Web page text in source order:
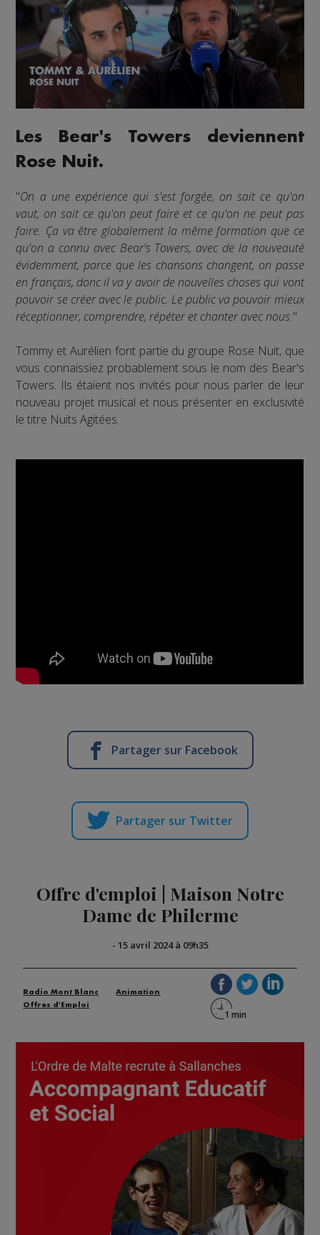
Les Bear's Towers deviennent
Rose Nuit.
"On a une expérience qui s'est forgée, on sait ce qu'on
vaut, on sait ce qu'on peut faire et ce qu'on ne peut pas
faire. Ça va être globalement la même formation que ce
qu'on a connu avec Bear's Towers, avec de la nouveauté
évidemment, parce que les chansons changent, on passe
en français, donc il va y avoir de nouvelles choses qui vont
pouvoir se créer avec le public. Le public va pouvoir mieux
réceptionner, comprendre, répéter et chanter avec nous."
Tommy et Aurélien font partie du groupe Rose Nuit, que
vous connaissiez probablement sous le nom des Bear's
Towers. Ils étaient nos invités pour nous parler de leur
nouveau projet musical et nous présenter en exclusivité
le titre Nuits Agitées.
Partager sur Facebook
Partager sur Twitter
Offre d'emploi | Maison Notre
Dame de Philerme
- 15 avril 2024 à 09h35
Radio Mont Blanc
Animation
Offres d'Emploi